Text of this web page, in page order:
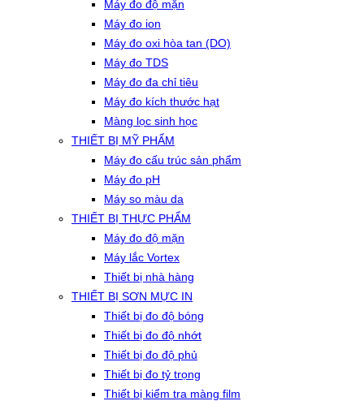
Máy đo độ mặn
Máy đo ion
Máy đo oxi hòa tan (DO)
Máy đo TDS
Máy đo đa chỉ tiêu
Máy đo kích thước hạt
Màng lọc sinh học
THIẾT BỊ MỸ PHẨM
Máy đo cấu trúc sản phẩm
Máy đo pH
Máy so màu da
THIẾT BỊ THỰC PHẨM
Máy đo độ mặn
Máy lắc Vortex
Thiết bị nhà hàng
THIẾT BỊ SƠN MỰC IN
Thiết bị đo độ bóng
Thiết bị đo độ nhớt
Thiết bị đo độ phủ
Thiết bị đo tỷ trọng
Thiết bị kiểm tra màng film